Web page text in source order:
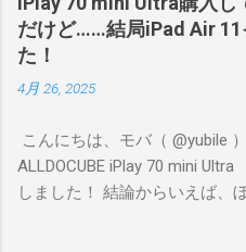
だけど……結局iPad Air 11
た！
4月 26, 2025
こんにちは、モバ（ @yubile
ALLDOCUBE iPlay 70 mini
しました！ 結論からいえば、
ポイントをしっかり満たして